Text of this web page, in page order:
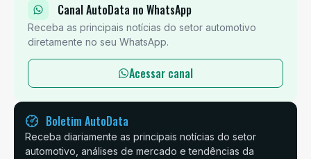
Canal AutoData no WhatsApp
Receba as principais notícias do setor automotivo
diretamente no seu WhatsApp.
Acessar canal
Boletim AutoData
Receba diariamente as principais notícias do setor
automotivo, análises de mercado e tendências da